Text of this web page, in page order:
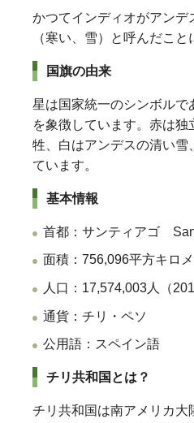
かつてインディオがアンデ
（寒い、雪）と呼んだこと
国旗の由来
星は国家統一のシンボル
を象徴しています。赤は
牲、白はアンデスの清い雪
ています。
基本情報
首都：サンティアゴ
面積：756,096平方キロ
人口：17,574,003人（
通貨：チリ・ペソ
公用語：スペイン語
チリ共和国とは？
チリ共和国は南アメリカ